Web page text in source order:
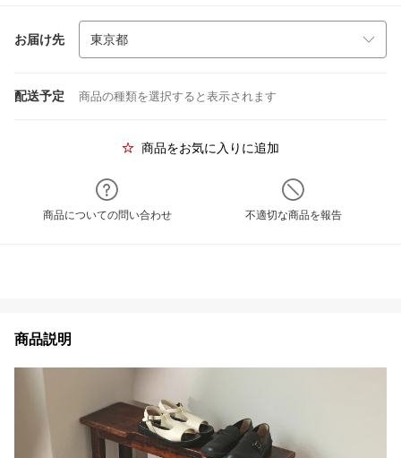
お届け先
配送予定 商品の種類を選択すると表示されます
商品をお気に入りに追加
商品についての問い合わせ 不適切な商品を報告
商品説明